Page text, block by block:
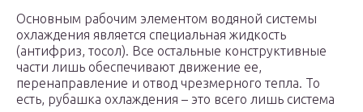
Основным рабочим элементом водяной системы
охлаждения является специальная жидкость
(антифриз, тосол). Все остальные конструктивные
части лишь обеспечивают движение ее,
перенаправление и отвод чрезмерного тепла. То
есть, рубашка охлаждения – это всего лишь система